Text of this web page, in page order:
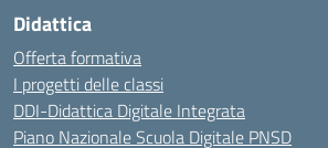
Didattica
Offerta formativa
I progetti delle classi
DDI-Didattica Digitale Integrata
Piano Nazionale Scuola Digitale PNSD